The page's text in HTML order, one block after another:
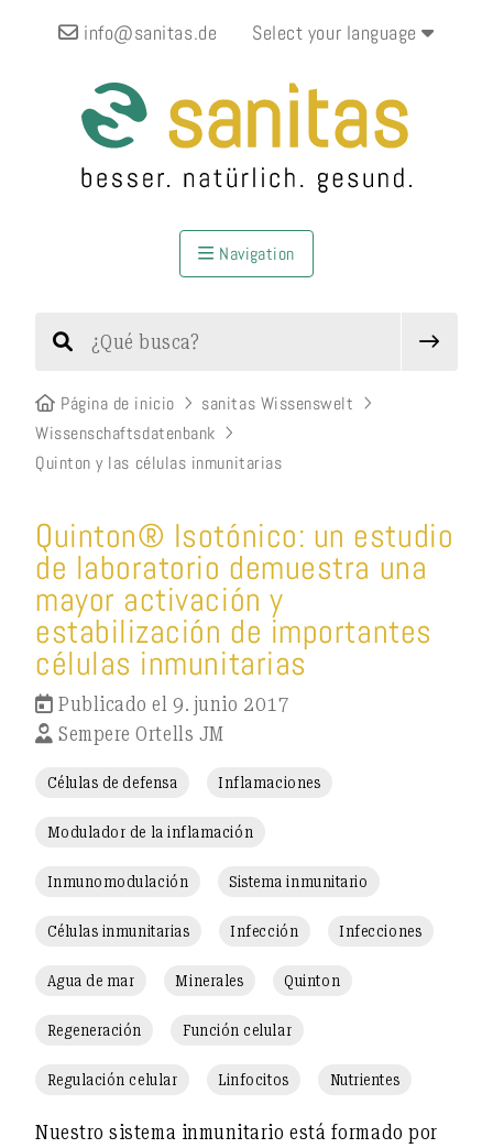
info@sanitas.de Select your language
Navigation
Página de inicio
sanitas Wissenswelt
Wissenschaftsdatenbank
Quinton y las células inmunitarias
Quinton® Isotónico: un estudio
de laboratorio demuestra una
mayor activación y
estabilización de importantes
células inmunitarias
Publicado el 9. junio 2017
Sempere Ortells JM
Células de defensa Inflamaciones
Modulador de la inflamación
Inmunomodulación Sistema inmunitario
Células inmunitarias Infección Infecciones
Agua de mar Minerales Quinton
Regeneración Función celular
Regulación celular Linfocitos Nutrientes
Nuestro sistema inmunitario está formado por